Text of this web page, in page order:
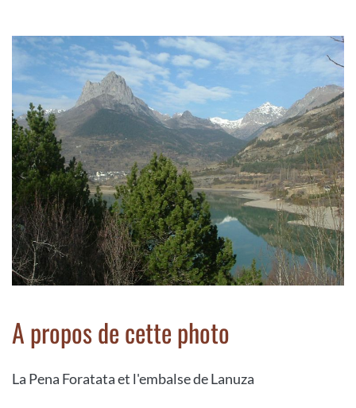
A propos de cette photo
La Pena Foratata et l'embalse de Lanuza